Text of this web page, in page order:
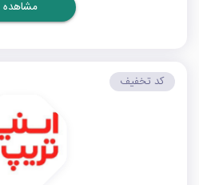
مشاهده
کد تخفیف